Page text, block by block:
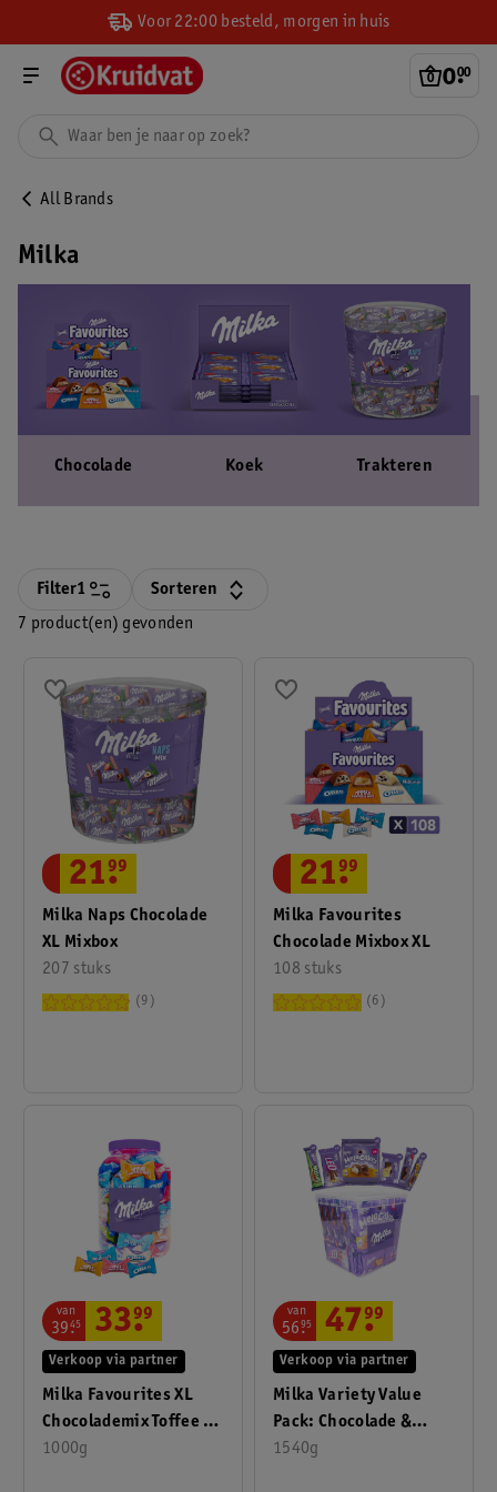
Voor 22:00 besteld, morgen in huis
0.
00
All Brands
Milka
Chocolade Koek Trakteren
7 product(en) gevonden
Filter1 Sorteren
Milka Naps Chocolade
XL Mixbox
207 stuks
21.
99
9
Milka Favourites
Chocolade Mixbox XL
108 stuks
21.
99
6
Milka Favourites XL
Chocolademix Toffee &
Nut, Oreo, Cheesecake
1000g
Verkoop via partner
van
39.
45 33.
99
Milka Variety Value
Pack: Chocolade &
Koekjespakket
1540g
Verkoop via partner
van
56.
95 47.
99